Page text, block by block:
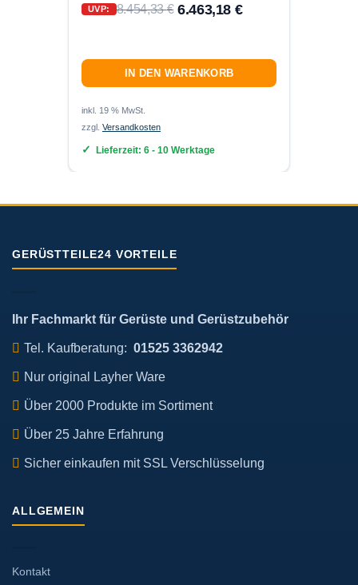
UVP: 8.454,33€ 6.463,18 €
IN DEN WARENKORB
inkl. 19 % MwSt.
zzgl. Versandkosten
Lieferzeit: 6 - 10 Werktage
GERÜSTTEILE24 VORTEILE
Ihr Fachmarkt für Gerüste und Gerüstzubehör
Tel. Kaufberatung: 01525 3362942
Nur original Layher Ware
Über 2000 Produkte im Sortiment
Über 25 Jahre Erfahrung
Sicher einkaufen mit SSL Verschlüsselung
ALLGEMEIN
Kontakt